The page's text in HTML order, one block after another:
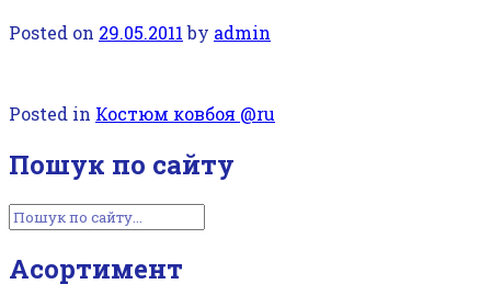
Posted on 29.05.2011 by admin
Posted in Костюм ковбоя @ru
Пошук по сайту
Асортимент